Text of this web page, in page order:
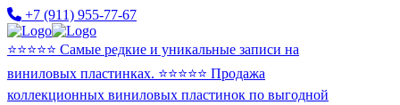
+7 (911) 955-77-67
⭐️⭐️⭐️⭐️⭐️ Самые редкие и уникальные записи на
виниловых пластинках. ⭐️⭐️⭐️⭐️⭐️ Продажа
коллекционных виниловых пластинок по выгодной